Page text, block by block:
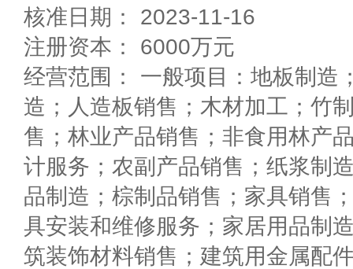
核准日期： 2023-11-16
注册资本： 6000万元
经营范围： 一般项目：地板制造
造；人造板销售；木材加工；竹
售；林业产品销售；非食用林产
计服务；农副产品销售；纸浆制
品制造；棕制品销售；家具销售
具安装和维修服务；家居用品制
筑装饰材料销售；建筑用金属配